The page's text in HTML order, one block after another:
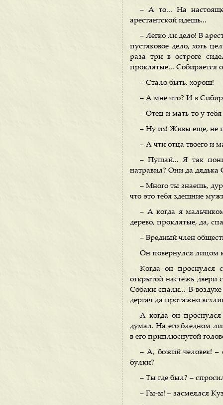
– А то... На
арестантской идешь...
– Легко ли дело! В
пустяковое дело, хоть
раза три в остроге
проклятые... Собирается
– Стало быть, хорош!
– А мне что? И в
– Отец и мать-то у тебя
– Ну их! Живы еще, не
– А чти отца твоего и
– Пущай... Я так
натравил? Они да
– Много ты знаешь,
что это тебя здешние
– А когда я
дерево, проклятые, да,
– Вредный член
Он повернулся лицом
Когда он проснулся
открытой настежь двери
Собаки спали... В
дергач да протяжно
А когда он
думал. На его бледном
в его приплюснутой
– А, божий человек! –
булки?
– Ты где был? –
– Гы-ы! – засмеялся